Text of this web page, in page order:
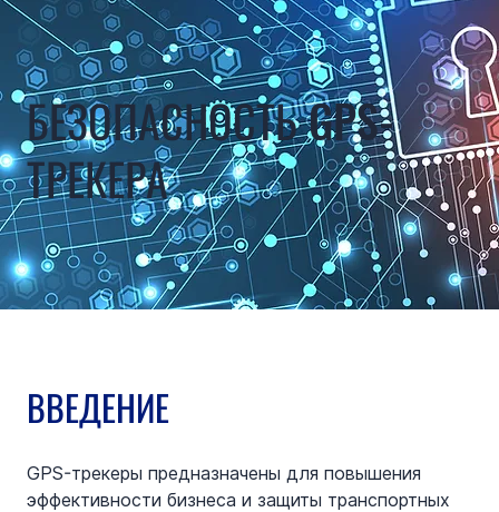
БЕЗОПАСНОСТЬ GPS-
ТРЕКЕРА
ВВЕДЕНИЕ
GPS-трекеры предназначены для повышения
эффективности бизнеса и защиты транспортных